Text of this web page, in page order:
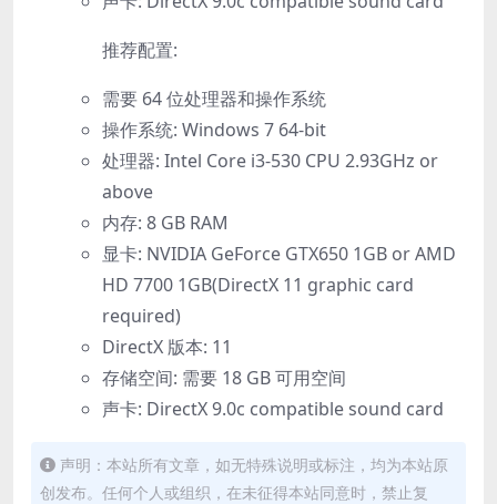
推荐配置:
需要 64 位处理器和操作系统
操作系统: Windows 7 64-bit
处理器: Intel Core i3-530 CPU 2.93GHz or
above
内存: 8 GB RAM
显卡: NVIDIA GeForce GTX650 1GB or AMD
HD 7700 1GB(DirectX 11 graphic card
required)
DirectX 版本: 11
存储空间: 需要 18 GB 可用空间
声卡: DirectX 9.0c compatible sound card
声明：本站所有文章，如无特殊说明或标注，均为本站原
创发布。任何个人或组织，在未征得本站同意时，禁止复